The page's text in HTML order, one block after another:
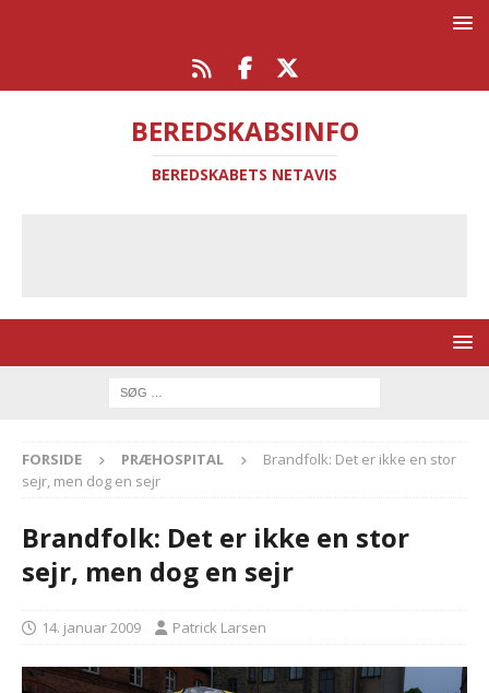
BEREDSKABSINFO
BEREDSKABETS NETAVIS
FORSIDE PRÆHOSPITAL
Brandfolk: Det er ikke en stor
sejr, men dog en sejr
Brandfolk: Det er ikke en stor
sejr, men dog en sejr
14. januar 2009 Patrick Larsen